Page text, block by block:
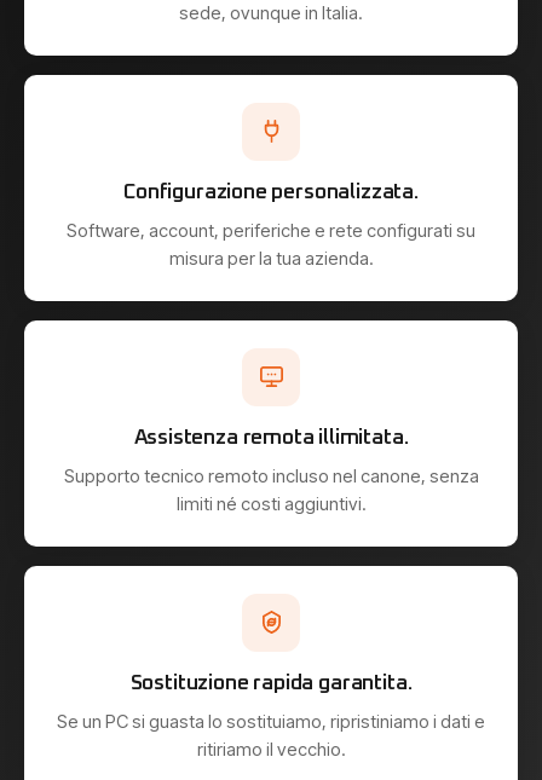
sede, ovunque in Italia.
Configurazione personalizzata.
Software, account, periferiche e rete configurati su
misura per la tua azienda.
Assistenza remota illimitata.
Supporto tecnico remoto incluso nel canone, senza
limiti né costi aggiuntivi.
Sostituzione rapida garantita.
Se un PC si guasta lo sostituiamo, ripristiniamo i dati e
ritiriamo il vecchio.